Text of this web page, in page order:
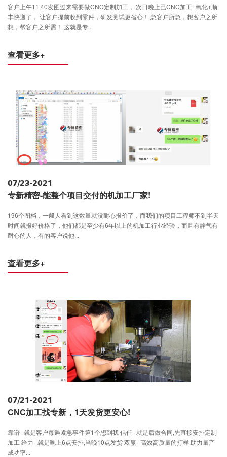
客户上午11:40发图过来需要做CNC定制加工， 次日晚上已CNC加工+氧化+顺
丰快递了， 让客户提前收到零件，研发测试更省心！ 急客户所急，想客户之所
想，帮客户之所需！ 这就是专...
查看更多+
07/23-2021
专新精密-能整个项目交付的机加工厂家!
196个图档，一般人看到这数量就没耐心报价了，而我们的项目工程师不到半天
时间就报好价格了，他们都是至少有6年以上的机加工行业经验，而且有静气有
耐心的人，有的客户说他...
查看更多+
07/21-2021
CNC加工找专新，1天发货更安心!
靠谱--就是客户每遇紧急事件第1个想到我 信任--就是后做合同,先直接安排定制
加工 给力--就是晚上6点安排,当晚10点发货 双赢--高效高质量的打样,助力量产
成功率...